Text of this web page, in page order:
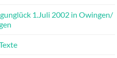
1.Juli 2002 in Owingen/